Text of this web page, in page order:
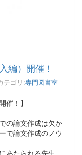
編）開催！
テゴリ:専門図書室
催！】
の論文作成は欠か
で論文作成のノウ
あたられる先生